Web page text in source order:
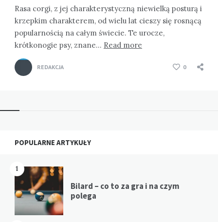
Rasa corgi, z jej charakterystyczną niewielką posturą i
krzepkim charakterem, od wielu lat cieszy się rosnącą
popularnością na całym świecie. Te urocze,
krótkonogie psy, znane… Read more
REDAKCJA 0
Widgets
POPULARNE ARTYKUŁY
1
Bilard – co to za gra i na czym
polega